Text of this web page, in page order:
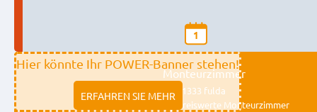
1
Hier könnte Ihr POWER-Banner stehen!
ERFAHREN SIE MEHR
Monteurzimmer
11333 fulda
Preiswerte Monteurzimmer